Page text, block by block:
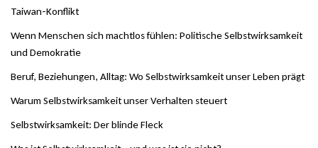
Taiwan-Konflikt
Wenn Menschen sich machtlos fühlen: Politische Selbstwirksamkeit
und Demokratie
Beruf, Beziehungen, Alltag: Wo Selbstwirksamkeit unser Leben prägt
Warum Selbstwirksamkeit unser Verhalten steuert
Selbstwirksamkeit: Der blinde Fleck